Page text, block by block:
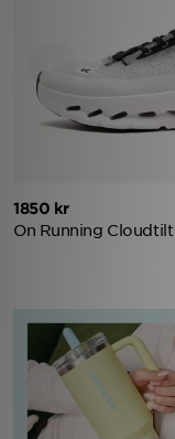
On Running Cloudtilt
1850 kr